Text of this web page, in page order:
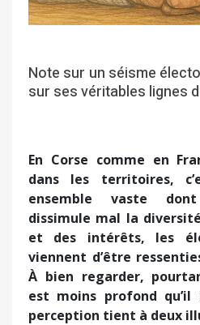
Note sur un séisme
sur ses véritables lignes
En Corse comme en
dans les territoires,
ensemble vaste
dissimule mal la
et des intérêts, les
viennent d’être
À bien regarder,
est moins profond
perception tient à deux